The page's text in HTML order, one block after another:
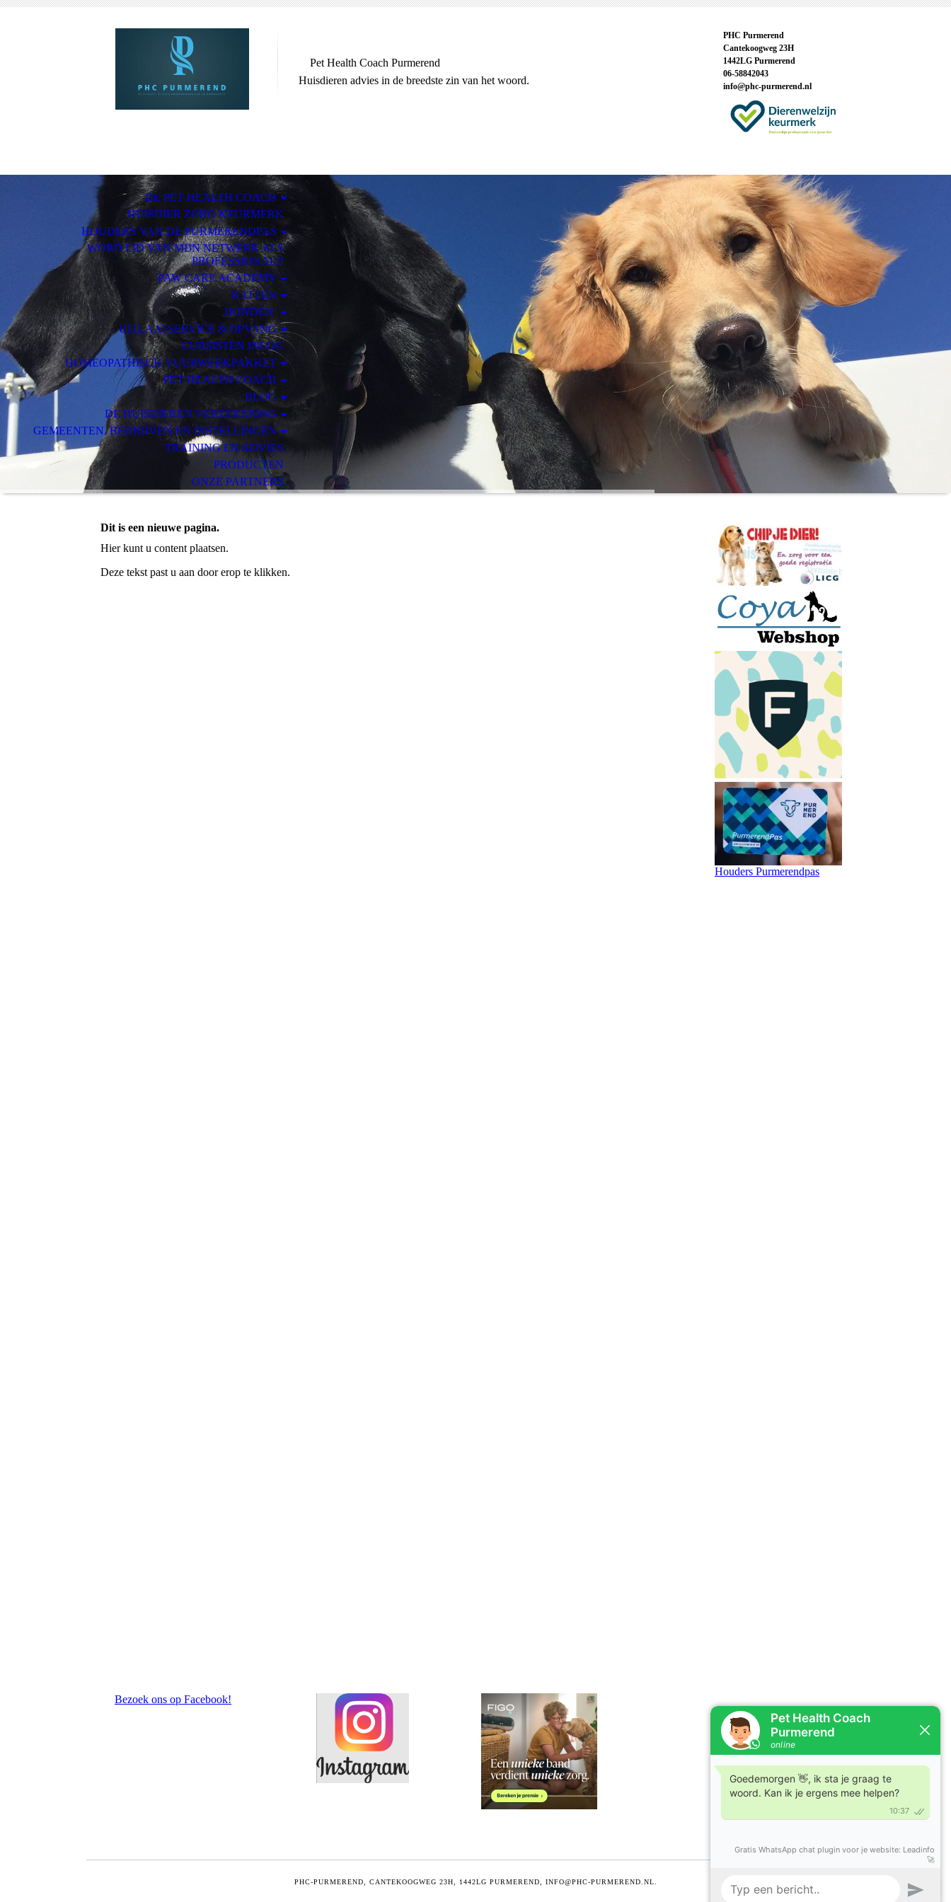
Pet Health Coach Purmerend
Huisdieren advies in de breedste zin van het woord.
PHC Purmerend
Cantekoogweg 23H
1442LG Purmerend
06-58842043
info@phc-purmerend.nl
DE PET HEALTH COACH
HUISDIER ZORG KEURMERK
HOUDERS VAN DE PURMERENDPAS
WORD LID VAN MIJN NETWERK ALS
PROFESSIONAL!!
PAW CARE ACADEMY
KATTEN
HONDEN
UITLAATSERVICE & OPVANG
CURSISTEN INLOG
HOMEOPATHISCH VUURWERKPAKKET
PET HEALTH COACH
BLOG
DE HUISDIEREN VERZEKERING
GEMEENTEN, BEDRIJVEN EN INSTELLINGEN
TRAINING EN ADVIES
PRODUCTEN
ONZE PARTNERS
VOORWAARDEN, HUISREGELS & AVG
Dit is een nieuwe pagina.
Hier kunt u content plaatsen.
Deze tekst past u aan door erop te klikken.
Houders Purmerendpas
Bezoek ons op Facebook!
PHC-PURMEREND, CANTEKOOGWEG 23H, 1442LG PURMEREND, INFO@PHC-PURMEREND.NL.